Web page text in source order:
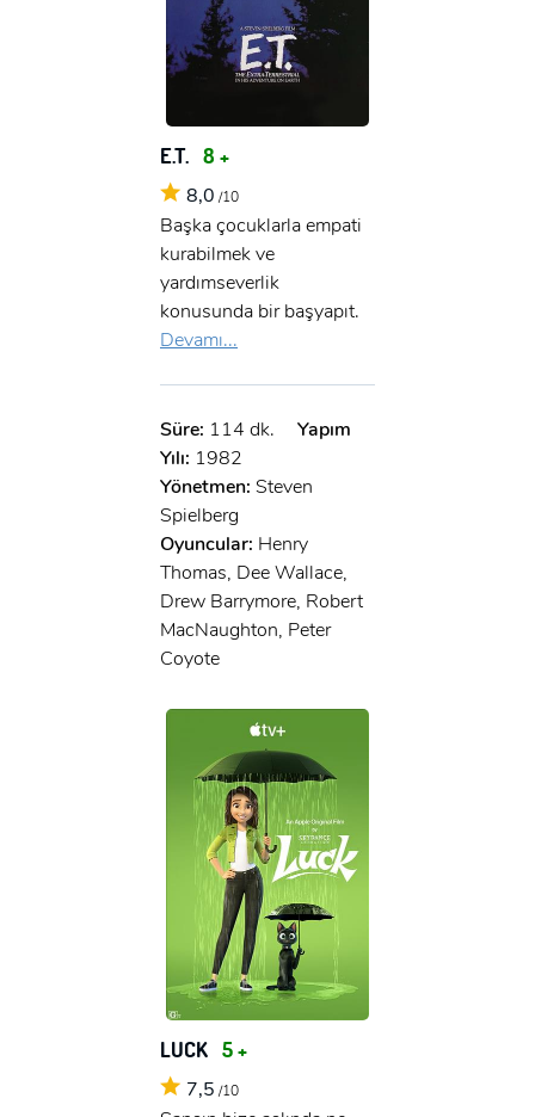
E.T. 8 +
8,0 /10
Başka çocuklarla empati
kurabilmek ve
yardımseverlik
konusunda bir başyapıt.
Devamı...
Süre: 114 dk.
Yapım
Yılı: 1982
Yönetmen: Steven
Spielberg
Oyuncular: Henry
Thomas, Dee Wallace,
Drew Barrymore, Robert
MacNaughton, Peter
Coyote
LUCK 5 +
7,5 /10